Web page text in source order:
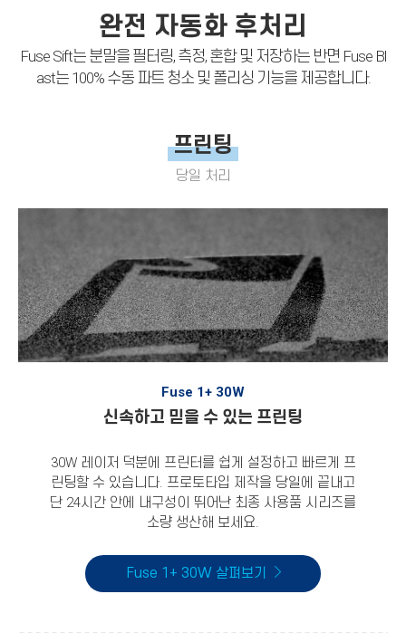
완전 자동화 후처리
Fuse Sift는 분말을 필터링, 측정, 혼합 및 저장하는 반면 Fuse Bl
ast는 100% 수동 파트 청소 및 폴리싱 기능을 제공합니다.
프린팅
당일 처리
Fuse 1+ 30W
신속하고 믿을 수 있는 프린팅
30W 레이저 덕분에 프린터를 쉽게 설정하고 빠르게 프
린팅할 수 있습니다. 프로토타입 제작을 당일에 끝내고
단 24시간 안에 내구성이 뛰어난 최종 사용품 시리즈를
소량 생산해 보세요.
Fuse 1+ 30W 살펴보기